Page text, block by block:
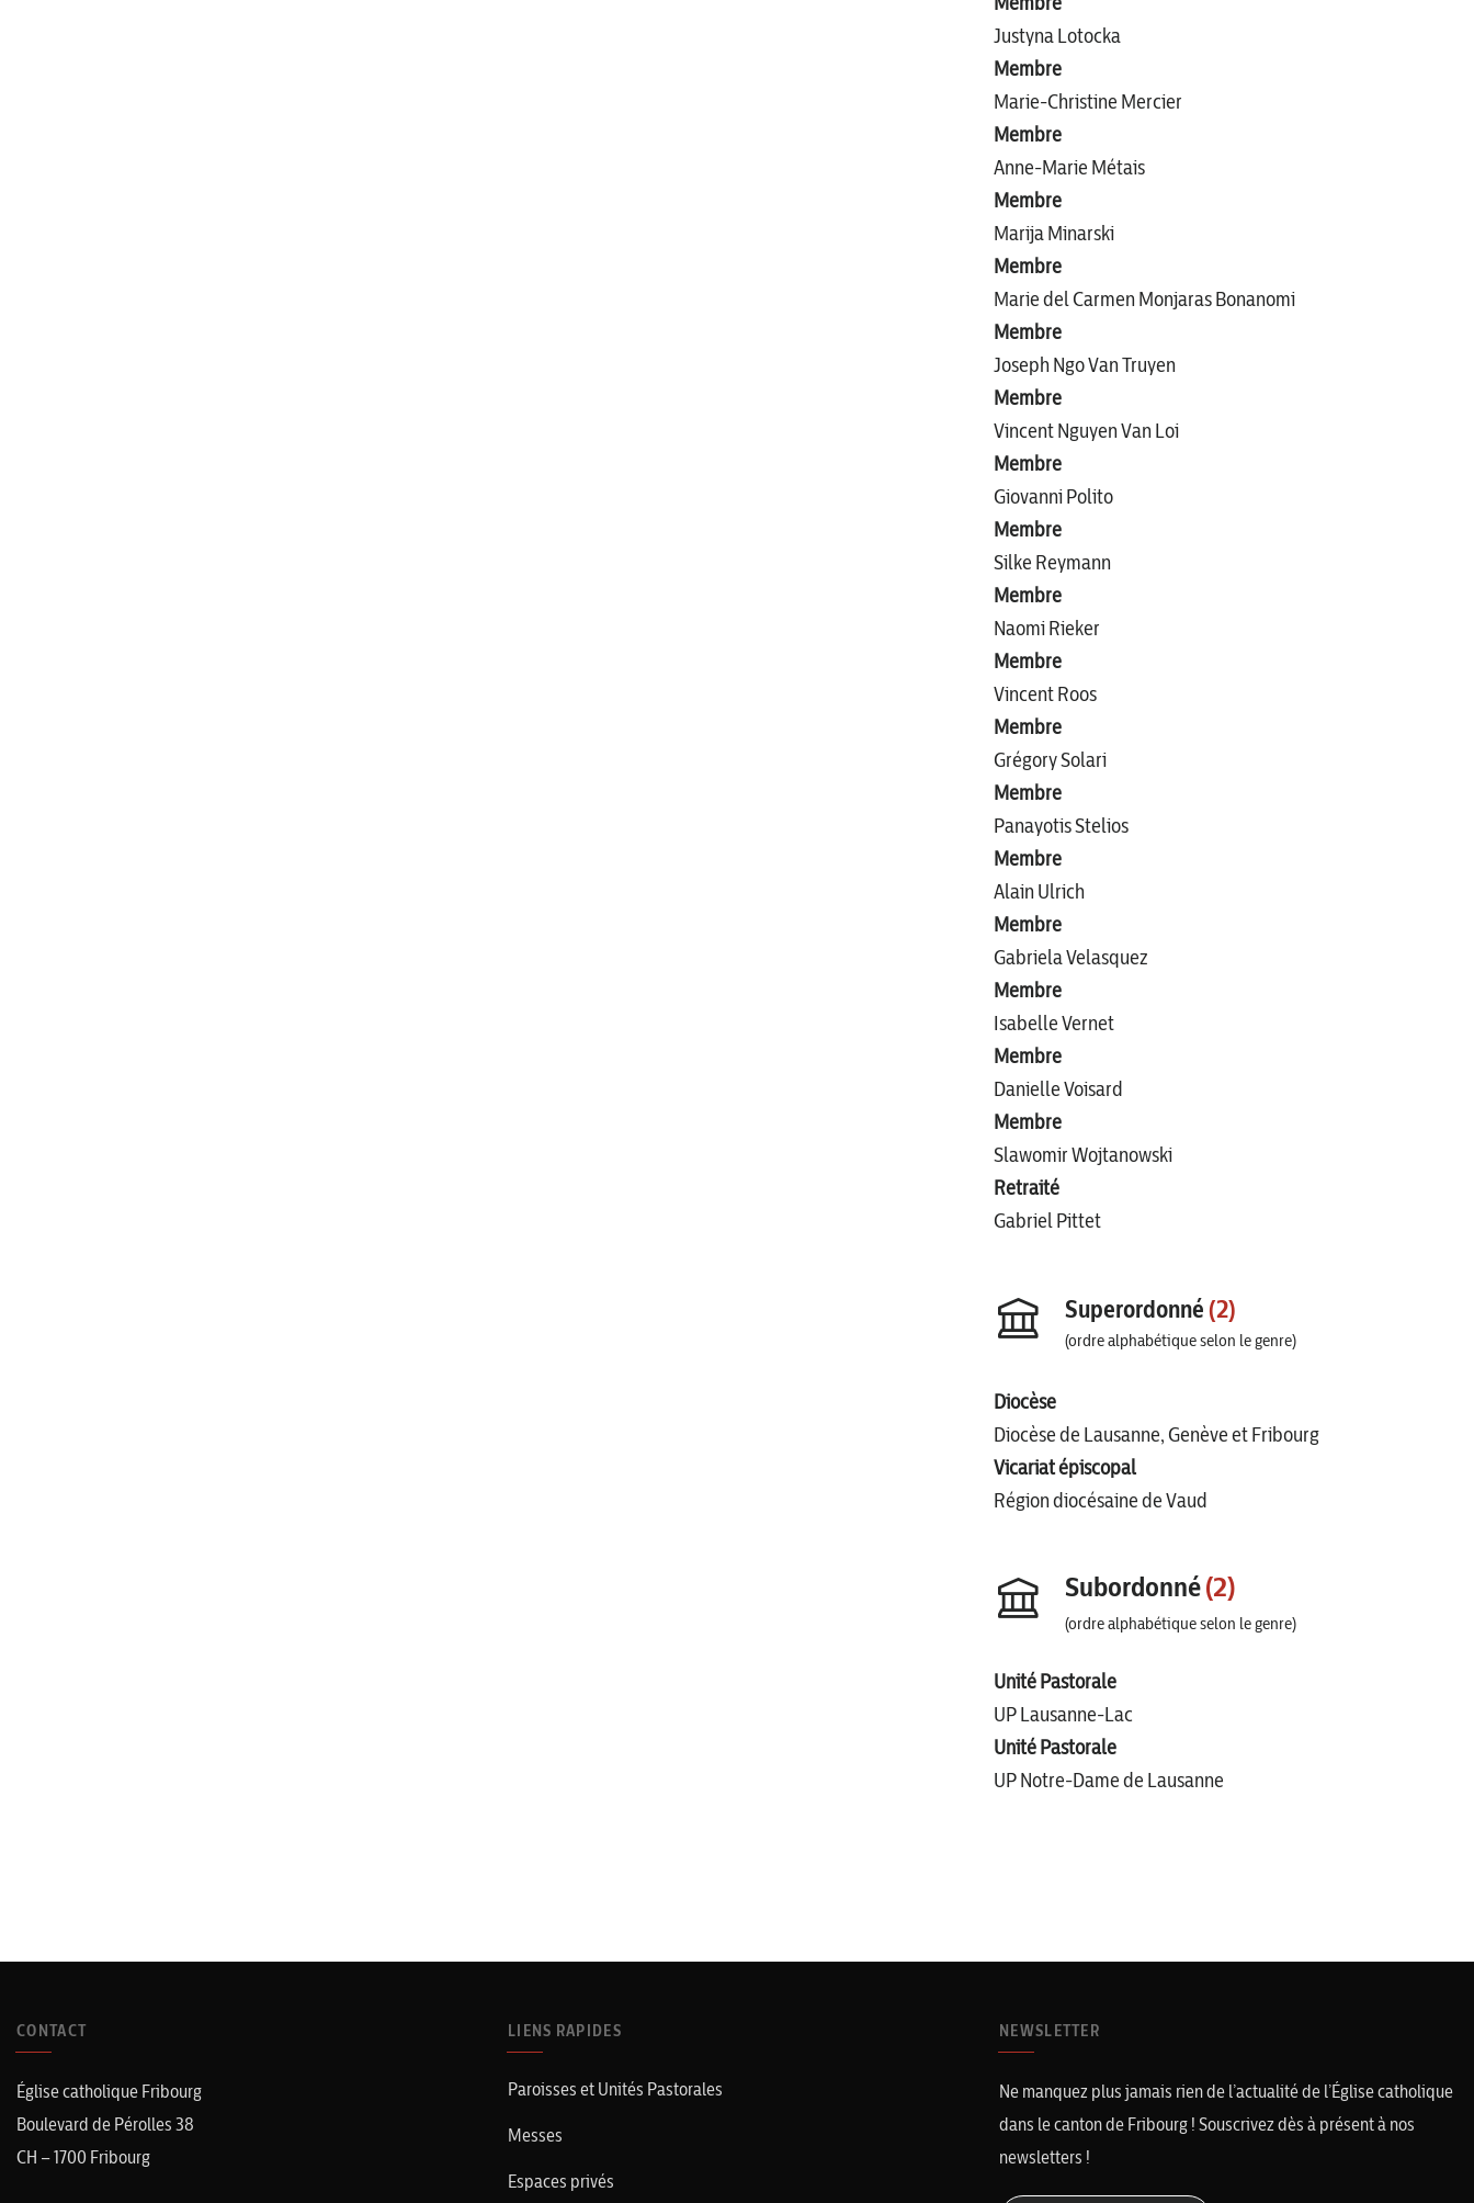
Justyna Lotocka
Membre
Marie-Christine Mercier
Membre
Anne-Marie Métais
Membre
Marija Minarski
Membre
Marie del Carmen Monjaras Bonanomi
Membre
Joseph Ngo Van Truyen
Membre
Vincent Nguyen Van Loi
Membre
Giovanni Polito
Membre
Silke Reymann
Membre
Naomi Rieker
Membre
Vincent Roos
Membre
Grégory Solari
Membre
Panayotis Stelios
Membre
Alain Ulrich
Membre
Gabriela Velasquez
Membre
Isabelle Vernet
Membre
Danielle Voisard
Membre
Slawomir Wojtanowski
Retraité
Gabriel Pittet
Superordonné(2)
(ordre alphabétique selon le genre)
Diocèse
Diocèse de Lausanne, Genève et Fribourg
Vicariat épiscopal
Région diocésaine de Vaud
Subordonné(2)
(ordre alphabétique selon le genre)
Unité Pastorale
UP Lausanne-Lac
Unité Pastorale
UP Notre-Dame de Lausanne
CONTACT
Église catholique Fribourg
Boulevard de Pérolles 38
CH – 1700 Fribourg
LIENS RAPIDES
Paroisses et Unités Pastorales
Messes
Espaces privés
NEWSLETTER
Ne manquez plus jamais rien de l’actualité de l’Église catholique
dans le canton de Fribourg ! Souscrivez dès à présent à nos
newsletters !